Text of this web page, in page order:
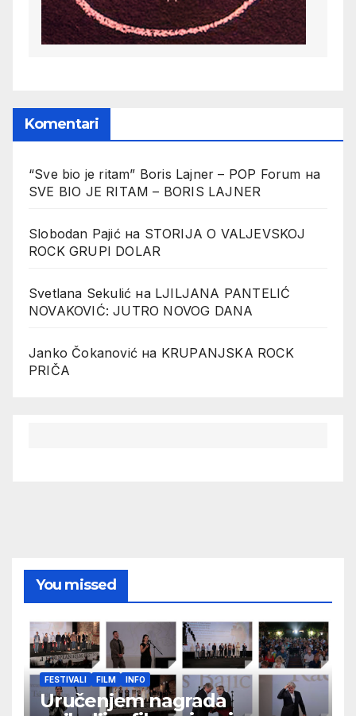
Komentari
“Sve bio je ritam” Boris Lajner – POP Forum на
SVE BIO JE RITAM – BORIS LAJNER
Slobodan Pajićна STORIJA O VALJEVSKOJ
ROCK GRUPI DOLAR
Svetlana Sekulić на LJILJANA PANTELIĆ
NOVAKOVIĆ: JUTRO NOVOG DANA
Janko Čokanović на KRUPANJSKA ROCK
PRIČA
You missed
FESTIVALI FILM INFO
Uručenjem nagrada